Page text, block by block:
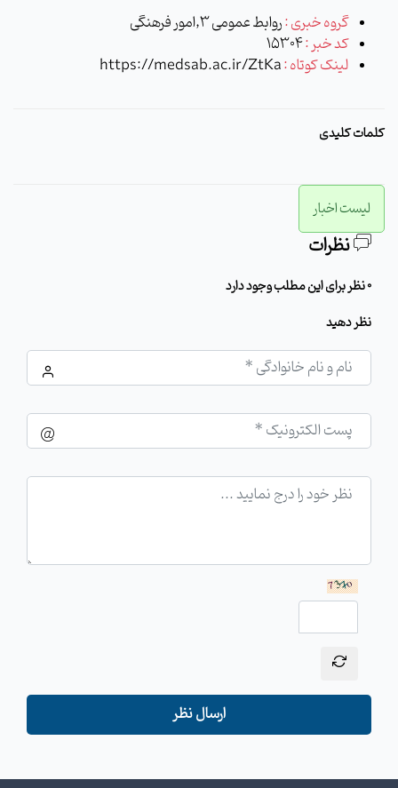
گروه خبری :روابط عمومی 3,امور فرهنگی
کد خبر :15304
لینک کوتاه :https://medsab.ac.ir/ZtKa
کلمات کلیدی
لیست اخبار
نظرات
0 نظر برای این مطلب وجود دارد
نظر دهید
ارسال نظر